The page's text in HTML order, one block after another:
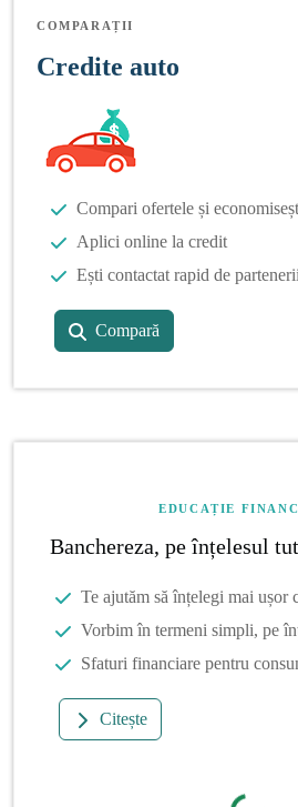
COMPARAȚII
Credite auto
Compari ofertele și
Aplici online la credit
Ești contactat rapid de
Compară
EDUCAȚIE
Banchereza, pe înțelesul
Te ajutăm să înțelegi mai ușor
Vorbim în termeni simpli, pe
Sfaturi financiare pentru
Citește